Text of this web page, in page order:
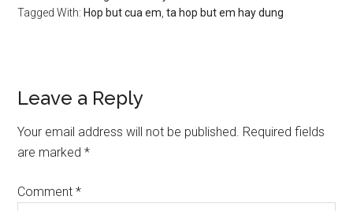
Tagged With: Hop but cua em ,ta hop but em hay dung
Reader
Interactions
Leave a Reply
Your email address will not be published. Required fields
are marked*
Comment*